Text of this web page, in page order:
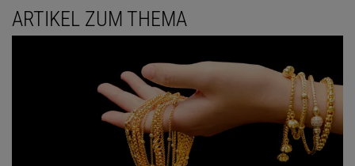
ARTIKEL ZUM THEMA